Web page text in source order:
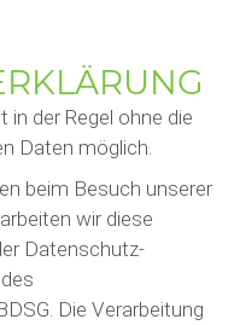
in der Regel ohne die
Daten möglich.
beim Besuch unserer
wir diese
Datenschutz-
Die Verarbeitung